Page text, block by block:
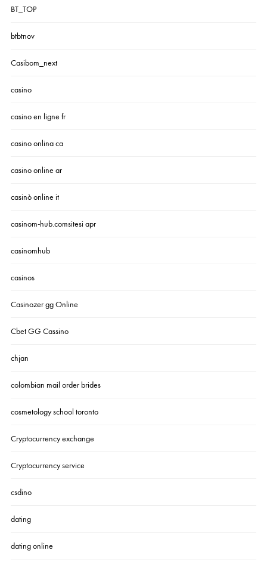
BT_TOP
btbtnov
Casibom_next
casino
casino en ligne fr
casino onlina ca
casino online ar
casinò online it
casinom-hub.comsitesi apr
casinomhub
casinos
Casinozer gg Online
Cbet GG Cassino
chjan
colombian mail order brides
cosmetology school toronto
Cryptocurrency exchange
Cryptocurrency service
csdino
dating
dating online